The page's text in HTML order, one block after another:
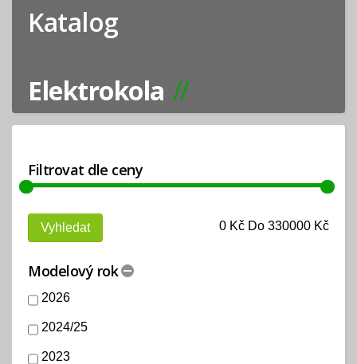
Katalog
Elektrokola
Filtrovat dle ceny
0 Kč Do 330000 Kč
Modelový rok
2026
2024/25
2023